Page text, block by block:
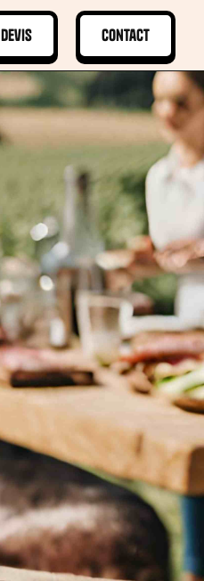
Devis Contact